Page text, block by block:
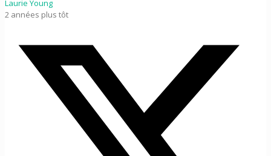
Laurie Young
2 années plus tôt